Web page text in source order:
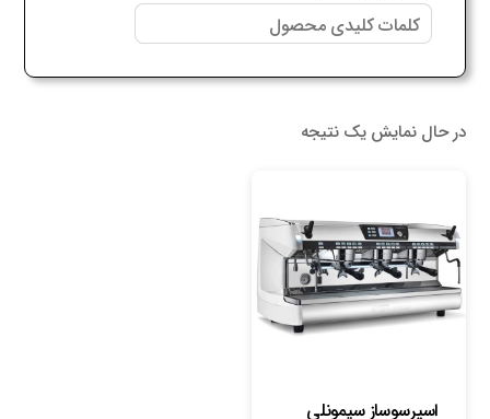
در حال نمایش یک نتیجه
اسپرسوساز سیمونلی